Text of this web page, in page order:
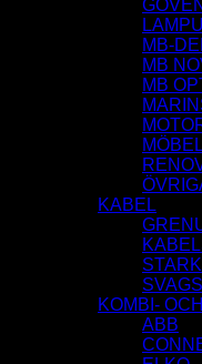
MB-
MB
MB
KABEL
KOMBI-
ABB